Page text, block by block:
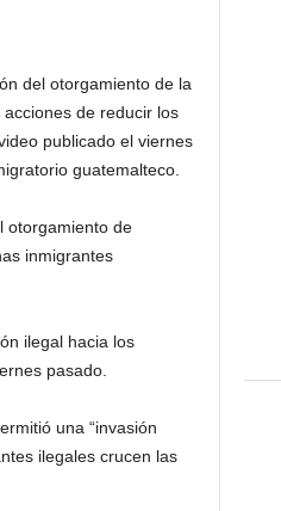
del otorgamiento de la
de reducir los
publicado el viernes
guatemalteco.
otorgamiento de
inmigrantes
ilegal hacia los
pasado.
una “invasión
ilegales crucen las